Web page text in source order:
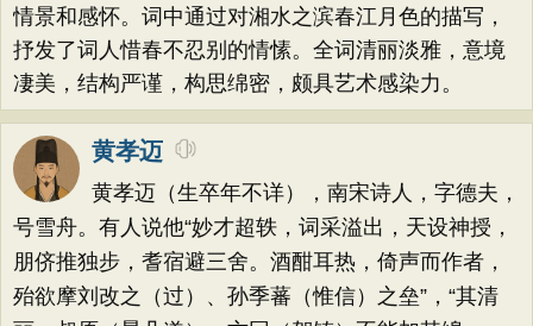
情景和感怀。词中通过对湘水之滨春江月色的描写，
抒发了词人惜春不忍别的情愫。全词清丽淡雅，意境
凄美，结构严谨，构思绵密，颇具艺术感染力。
黄孝迈
黄孝迈（生卒年不详），南宋诗人，字德夫，
号雪舟。有人说他“妙才超轶，词采溢出，天设神授，
朋侪推独步，耆宿避三舍。酒酣耳热，倚声而作者，
殆欲摩刘改之（过）、孙季蕃（惟信）之垒”，“其清